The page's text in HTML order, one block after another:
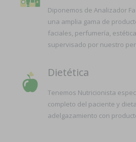
Diponemos de Analizador
una amplia gama de
faciales, perfumería,
supervisado por nuestro
Dietética
Tenemos Nutricionista
completo del paciente y
adelgazamiento con